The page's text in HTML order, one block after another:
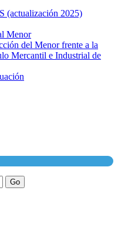
(actualización 2025)
Menor
del Menor frente a la
Mercantil e Industrial de
Go